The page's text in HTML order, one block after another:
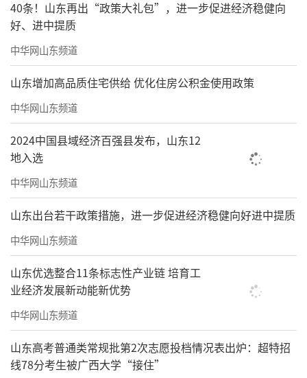
40条！山东再出“政策大礼包”，进一步促进经济稳健向
好、进中提质
中华网山东频道
山东增加高品质住宅供给 优化住房公积金使用政策
中华网山东频道
2024中国县域经济百强县发布，山东12
地入选
中华网山东频道
山东出台若干政策措施，进一步促进经济稳健向好进中提质
中华网山东频道
山东优选整合11条标志性产业链 培育工
业经济发展新动能新优势
中华网山东频道
山东高考普通类常规批第2次志愿投档情况表出炉：超特招
线78分考生被广西大学“接住”